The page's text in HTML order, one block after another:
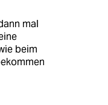
mal
beim